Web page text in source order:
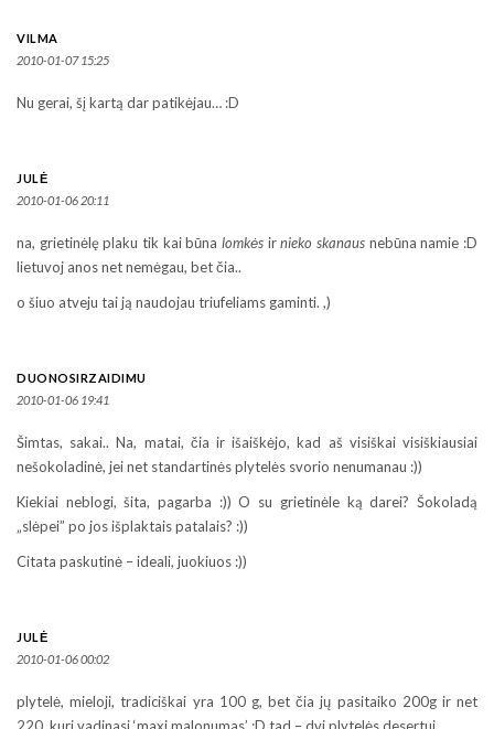
VILMA
2010-01-07 15:25
Nu gerai, šį kartą dar patikėjau… :D
JULĖ
2010-01-06 20:11
na, grietinėlę plaku tik kai būna lomkės irnieko skanaus nebūna namie :D
lietuvoj anos net nemėgau, bet čia..
o šiuo atveju tai ją naudojau triufeliams gaminti. ,)
DUONOSIRZAIDIMU
2010-01-06 19:41
Šimtas, sakai.. Na, matai, čia ir išaiškėjo, kad aš visiškai visiškiausiai
nešokoladinė, jei net standartinės plytelės svorio nenumanau :))
Kiekiai neblogi, šita, pagarba :)) O su grietinėle ką darei? Šokoladą
„slėpei” po jos išplaktais patalais? :))
Citata paskutinė – ideali, juokiuos :))
JULĖ
2010-01-06 00:02
plytelė, mieloji, tradiciškai yra 100 g, bet čia jų pasitaiko 200g ir net